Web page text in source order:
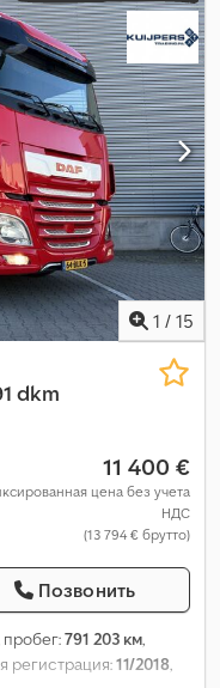
1 / 15
dkm
11 400 €
цена без учета
НДС
(13 794 € брутто)
Позвонить
пробег:791 203 км,
регистрация:11/2018,